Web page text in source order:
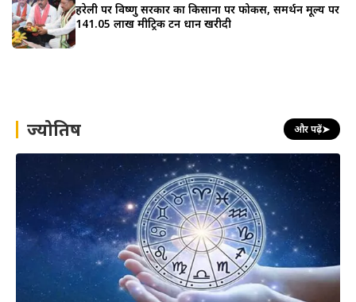
हरेली पर विष्णु सरकार का किसानों पर फोकस, समर्थन मूल्य पर
141.05 लाख मीट्रिक टन धान खरीदी
ज्योतिष और पढ़ें➤